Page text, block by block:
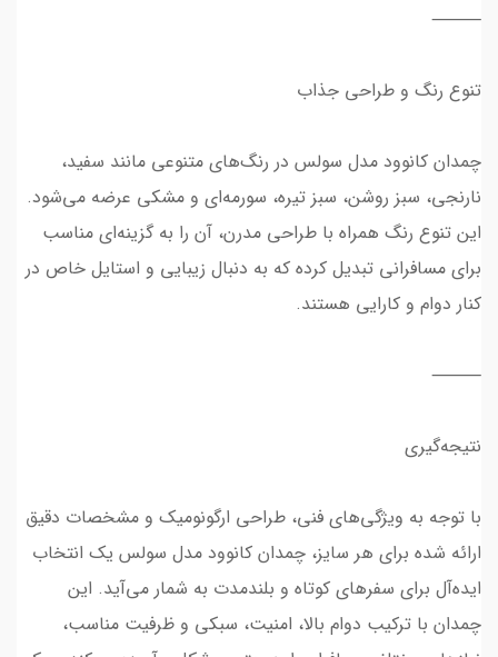
⸻
تنوع رنگ و طراحی جذاب
چمدان کانوود مدل سولس در رنگ‌های متنوعی مانند سفید،
نارنجی، سبز روشن، سبز تیره، سورمه‌ای و مشکی عرضه می‌شود.
این تنوع رنگ همراه با طراحی مدرن، آن را به گزینه‌ای مناسب
برای مسافرانی تبدیل کرده که به دنبال زیبایی و استایل خاص در
کنار دوام و کارایی هستند.
⸻
نتیجه‌گیری
با توجه به ویژگی‌های فنی، طراحی ارگونومیک و مشخصات دقیق
ارائه شده برای هر سایز، چمدان کانوود مدل سولس یک انتخاب
ایده‌آل برای سفرهای کوتاه و بلندمدت به شمار می‌آید. این
چمدان با ترکیب دوام بالا، امنیت، سبکی و ظرفیت مناسب،